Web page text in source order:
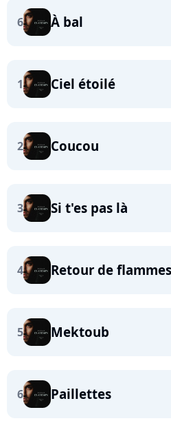
6 À bal
1 Ciel étoilé
2 Coucou
3 Si t'es pas là
4 Retour de flammes
5 Mektoub
6 Paillettes